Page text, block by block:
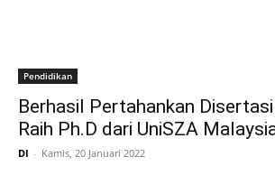
Pendidikan
Berhasil Pertahankan
Raih Ph.D dari UniSZA
DI - Kamis, 20 Januari 2022